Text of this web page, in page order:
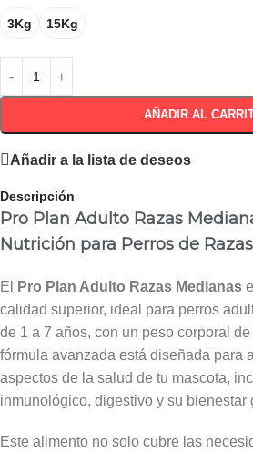
3Kg 15Kg
AÑADIR AL
Añadir a la lista de deseos
Descripción
Pro Plan Adulto Razas
Nutrición para Perros de
El Pro Plan Adulto Razas Medianas
calidad superior, ideal para perros
de 1 a 7 años, con un peso corporal
fórmula avanzada está diseñada para
aspectos de la salud de tu mascota,
inmunológico, digestivo y su bienestar
Este alimento no solo cubre las